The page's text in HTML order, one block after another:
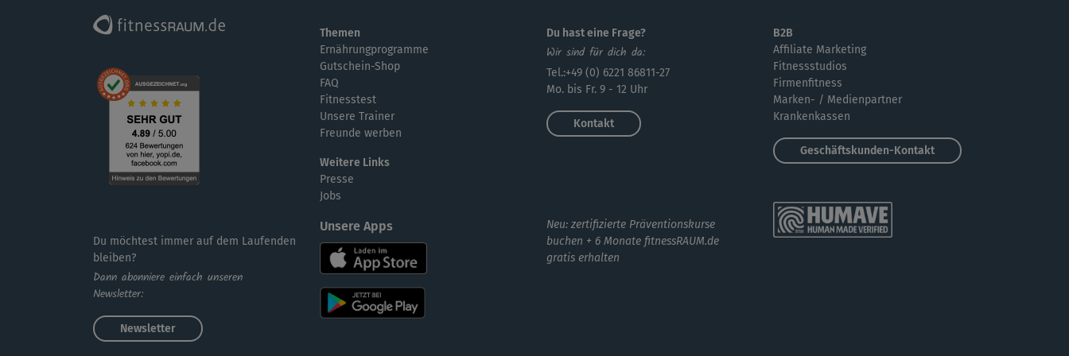
Du möchtest immer auf dem Laufenden
bleiben?
Dann abonniere einfach unseren
Newsletter:
Newsletter
Themen
Ernährungprogramme
Gutschein-Shop
FAQ
Fitnesstest
Unsere Trainer
Freunde werben
Weitere Links
Presse
Jobs
Unsere Apps
Du hast eine Frage?
Wir sind für dich da:
Tel.:+49 (0) 6221 86811-27
Mo. bis Fr. 9 - 12 Uhr
Kontakt
Neu: zertifizierte Präventionskurse
buchen + 6 Monate fitnessRAUM.de
gratis erhalten
B2B
Affiliate Marketing
Fitnessstudios
Firmenfitness
Marken- / Medienpartner
Krankenkassen
Geschäftskunden-Kontakt